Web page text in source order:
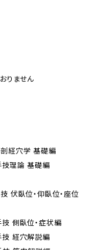
りません
剖経穴学 基礎編
技理論 基礎編
伏臥位・仰臥位・座位
側臥位・症状編
技 経穴解説編